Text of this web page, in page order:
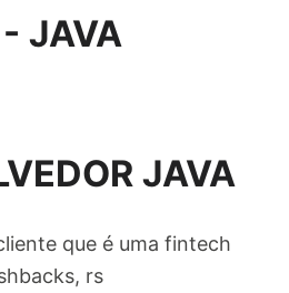
JAVA
JAVA
que é uma fintech
rs